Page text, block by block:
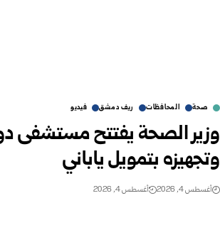
صحة المحافظات ريف دمشق فيديو
وزير الصحة يفتتح مستشفى
‏وتجهيزه بتمويل ياباني
أغسطس 4, 2026 أغسطس 4, 2026